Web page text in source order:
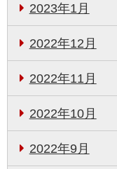
2023年1月
2022年12月
2022年11月
2022年10月
2022年9月